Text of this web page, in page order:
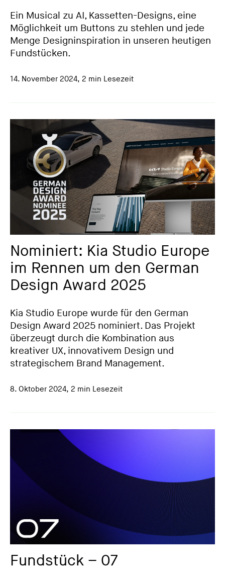
Ein Musical zu AI, Kassetten-Designs, eine
Möglichkeit um Buttons zu stehlen und jede
Menge Designinspiration in unseren heutigen
Fundstücken.
14. November 2024, 2 min Lesezeit
Nominiert: Kia Studio Europe
im Rennen um den German
Design Award 2025
Kia Studio Europe wurde für den German
Design Award 2025 nominiert. Das Projekt
überzeugt durch die Kombination aus
kreativer UX, innovativem Design und
strategischem Brand Management.
8. Oktober 2024, 2 min Lesezeit
Fundstück – 07